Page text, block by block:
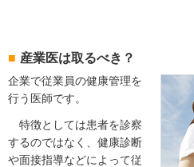
産業医は取るべき？
企業で従業員の健康管理を
行う医師です。
特徴としては患者を診察
するのではなく、健康診断
や面接指導などによって従